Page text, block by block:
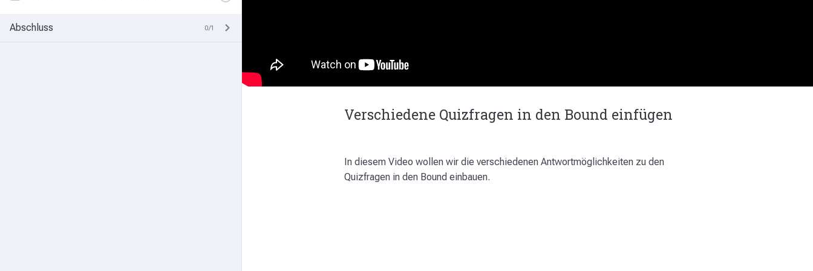
Abschluss 0/1
Verschiedene Quizfragen in den Bound einfügen
In diesem Video wollen wir die verschiedenen Antwortmöglichkeiten zu den
Quizfragen in den Bound einbauen.